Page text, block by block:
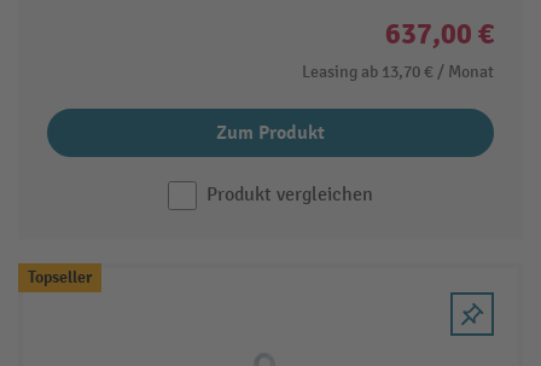
637,00 €
Leasing ab 13,70 € / Monat
Zum Produkt
Produkt vergleichen
Topseller